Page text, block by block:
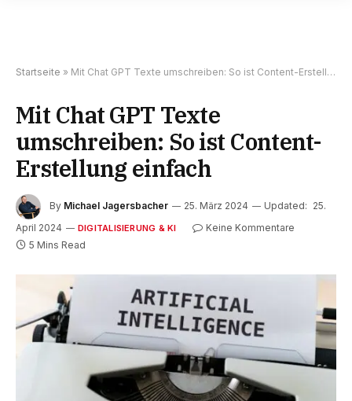
Startseite » Mit Chat GPT Texte umschreiben: So ist Content-Erstellung einfach
Mit Chat GPT Texte
umschreiben: So ist Content-
Erstellung einfach
By Michael Jagersbacher 25. März 2024 Updated: 25.
April 2024
DIGITALISIERUNG & KI
Keine Kommentare
5 Mins Read